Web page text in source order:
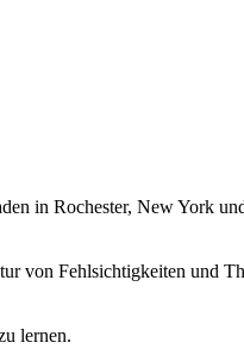
in Rochester, New York
von Fehlsichtigkeiten und
lernen.